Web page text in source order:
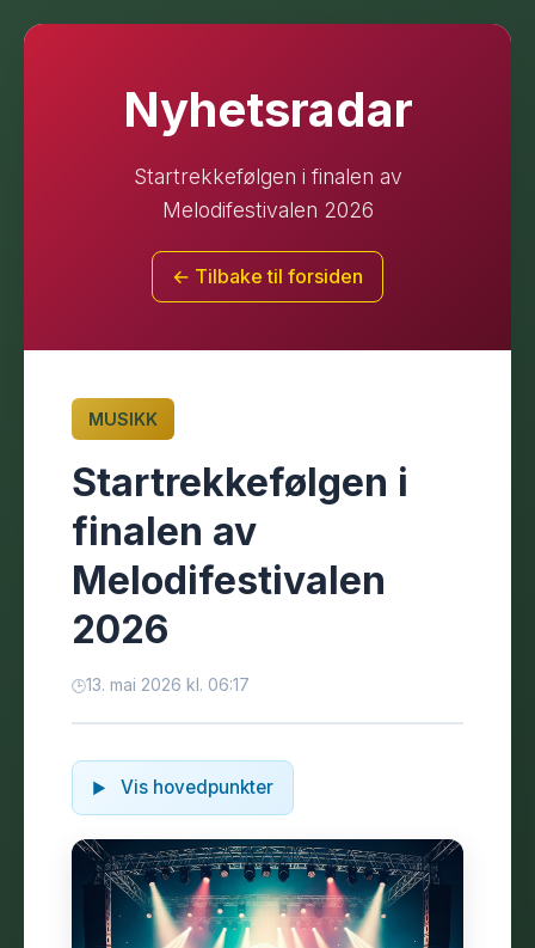
Nyhetsradar
Startrekkefølgen i finalen av
Melodifestivalen 2026
← Tilbake til forsiden
MUSIKK
Startrekkefølgen i
finalen av
Melodifestivalen
2026
13. mai 2026 kl. 06:17
Vis hovedpunkter